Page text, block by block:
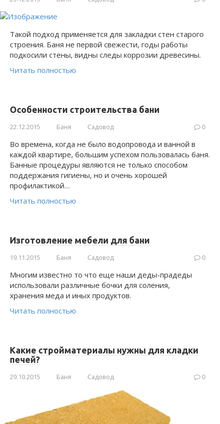
Такой подход применяется для закладки стен старого
строения. Баня не первой свежести, годы работы
подкосили стены, видны следы коррозии древесины.
Читать полностью
Особенности строительства бани
22.12.2015 Баня Садовод 0
Во времена, когда не было водопровода и ванной в
каждой квартире, большим успехом пользовалась баня.
Банные процедуры являются не только способом
поддержания гигиены, но и очень хорошей
профилактикой…
Читать полностью
Изготовление мебели для бани
19.11.2015 Баня Садовод 0
Многим известно то что еще наши деды-прадеды
использовали различные бочки для соления,
хранения меда и иных продуктов.
Читать полностью
Какие стройматериалы нужны для кладки
печей?
29.10.2015 Баня Садовод 0